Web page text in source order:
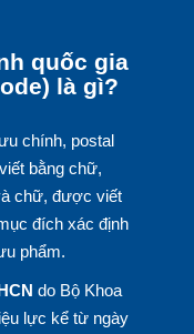
quốc gia
là gì?
chính, postal
bằng chữ,
chữ, được viết
đích xác định
phẩm.
do Bộ Khoa
lực kể từ ngày